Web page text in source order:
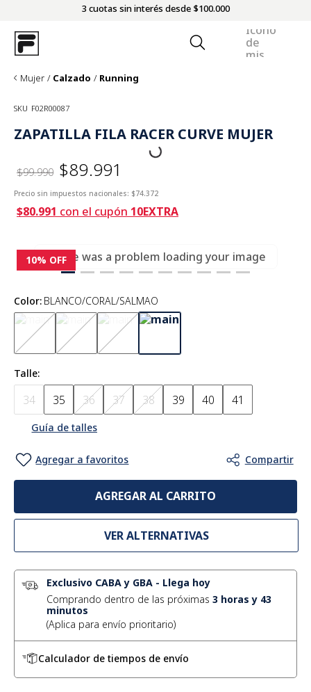
3 cuotas sin interés desde $100.000
Mujer Calzado Running
SKU F02R00087
ZAPATILLA FILA RACER CURVE MUJER
$99.990 $89.991
Precio sin impuestos nacionales: $74.372
$80.991 con el cupón 10EXTRA
10% OFF
There was a problem loading your image
Color: BLANCO/CORAL/SALMAO
Talle
34 35 36 37 38 39 40 41
Guía de talles
AGREGAR AL CARRITO
VER ALTERNATIVAS
Exclusivo CABA y GBA - Llega hoy
Comprando dentro de las próximas3 horas y 43
minutos
Calculador de tiempos de envío